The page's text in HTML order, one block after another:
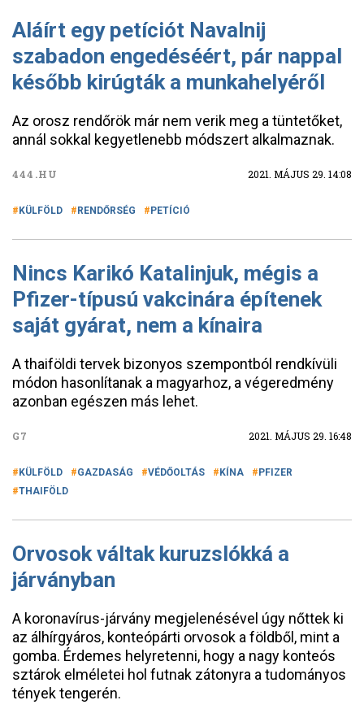
Aláírt egy petíciót Navalnij
szabadon engedéséért, pár nappal
később kirúgták a munkahelyéről
Az orosz rendőrök már nem verik meg a tüntetőket,
annál sokkal kegyetlenebb módszert alkalmaznak.
444.HU 2021. MÁJUS 29. 14:08
KÜLFÖLD RENDŐRSÉG PETÍCIÓ
Nincs Karikó Katalinjuk, mégis a
Pfizer-típusú vakcinára építenek
saját gyárat, nem a kínaira
A thaiföldi tervek bizonyos szempontból rendkívüli
módon hasonlítanak a magyarhoz, a végeredmény
azonban egészen más lehet.
G7 2021. MÁJUS 29. 16:48
KÜLFÖLD GAZDASÁG VÉDŐOLTÁS KÍNA
PFIZER
THAIFÖLD
Orvosok váltak kuruzslókká a
járványban
A koronavírus-járvány megjelenésével úgy nőttek ki
az álhírgyáros, konteópárti orvosok a földből, mint a
gomba. Érdemes helyretenni, hogy a nagy konteós
sztárok elméletei hol futnak zátonyra a tudományos
tények tengerén.